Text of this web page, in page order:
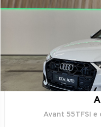
Avant 55TFSI